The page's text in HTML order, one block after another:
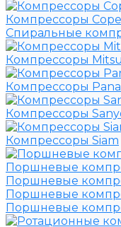
Компрессоры
Спиральные
Компрессоры
Компрессоры
Компрессоры
Компрессоры Siam
Поршневые
Поршневые
Поршневые
Поршневые